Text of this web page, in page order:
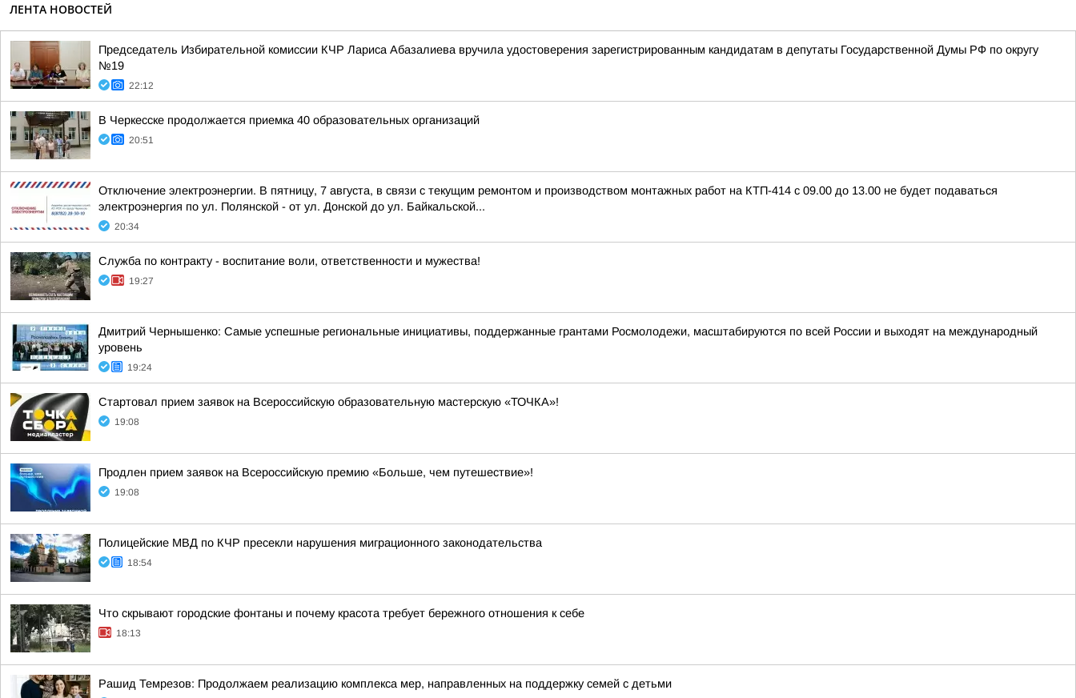
ЛЕНТА НОВОСТЕЙ
Председатель Избирательной комиссии КЧР Лариса Абазалиева вручила удостоверения зарегистрированным кандидатам в депутаты Государственной Думы РФ по округу
№19
22:12
В Черкесске продолжается приемка 40 образовательных организаций
20:51
Отключение электроэнергии. В пятницу, 7 августа, в связи с текущим ремонтом и производством монтажных работ на КТП-414 с 09.00 до 13.00 не будет подаваться
электроэнергия по ул. Полянской - от ул. Донской до ул. Байкальской...
20:34
Служба по контракту - воспитание воли, ответственности и мужества!
19:27
Дмитрий Чернышенко: Самые успешные региональные инициативы, поддержанные грантами Росмолодежи, масштабируются по всей России и выходят на международный
уровень
19:24
Стартовал прием заявок на Всероссийскую образовательную мастерскую «ТОЧКА»!
19:08
Продлен прием заявок на Всероссийскую премию «Больше, чем путешествие»!
19:08
Полицейские МВД по КЧР пресекли нарушения миграционного законодательства
18:54
Что скрывают городские фонтаны и почему красота требует бережного отношения к себе
18:13
Рашид Темрезов: Продолжаем реализацию комплекса мер, направленных на поддержку семей с детьми